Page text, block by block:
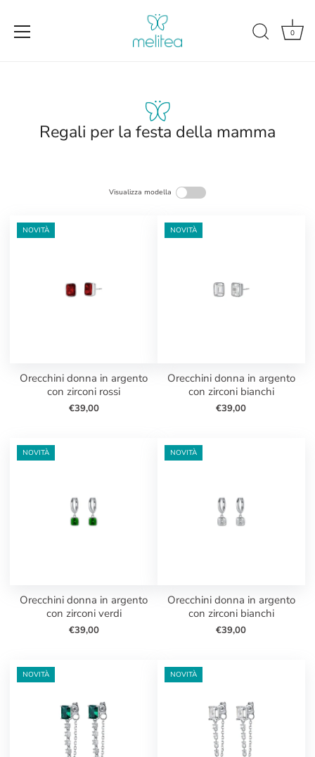
0
Regali per la festa della mamma
Visualizza modella
NOVITÀ
orecchini donna in argento
con zirconi rossi
€39,00
NOVITÀ
orecchini donna in argento
con zirconi bianchi
€39,00
NOVITÀ
orecchini donna in argento
con zirconi verdi
€39,00
NOVITÀ
orecchini donna in argento
con zirconi bianchi
€39,00
NOVITÀ NOVITÀ